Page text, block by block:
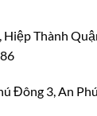
Thành
Đông 3, An